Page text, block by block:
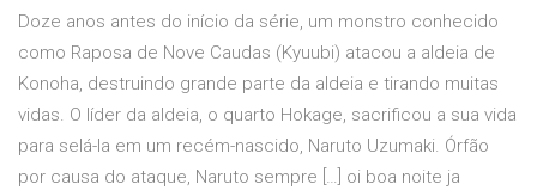
Doze anos antes do início da série, um monstro conhecido
como Raposa de Nove Caudas (Kyuubi) atacou a aldeia de
Konoha, destruindo grande parte da aldeia e tirando muitas
vidas. O líder da aldeia, o quarto Hokage, sacrificou a sua vida
para selá-la em um recém-nascido, Naruto Uzumaki. Órfão
por causa do ataque, Naruto sempre […] oi boa noite ja